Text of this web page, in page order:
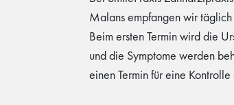
Malans empfangen wir
Beim ersten Termin wird die
und die Symptome werden
einen Termin für eine